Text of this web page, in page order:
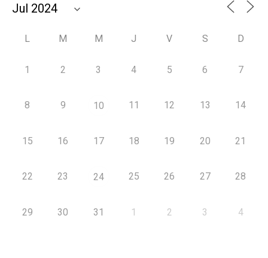
L M M J V S D
1 2 3 4 5 6 7
8 9 10 11 12 13 14
15 16 17 18 19 20 21
22 23 24 25 26 27 28
29 30 31 1 2 3 4